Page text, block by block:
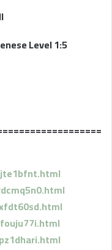
Level 1:5